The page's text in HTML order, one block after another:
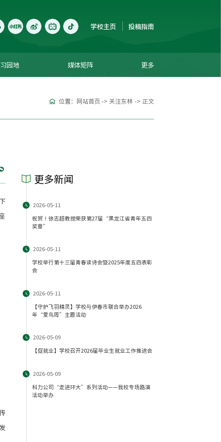
学校主页 投稿指南
园地 媒体矩阵 更多
位置： 网站首页-> 关注东林 -> 正文
更多新闻
2026-05-11
祝贺！徐志超教授荣获第27届“黑龙江省青年五四
奖章”
2026-05-11
学校举行第十三届青春读诗会暨2025年度五四表彰
会
2026-05-11
【守护飞羽精灵】学校与伊春市联合举办2026
年“爱鸟周”主题活动
2026-05-09
【促就业】学校召开2026届毕业生就业工作推进会
2026-05-09
科力公司“走进环大”系列活动——我校专场路演
活动举办